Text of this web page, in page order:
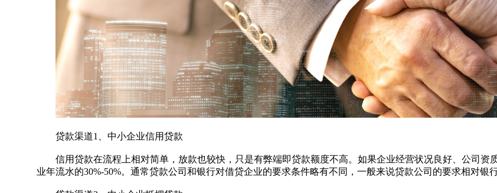
贷款渠道1、中小企业信用贷款
信用贷款在流程上相对简单，放款也较快，只是有弊端即贷款额度不高。如果企业经营状况良好、公司资
业年流水的30%-50%。通常贷款公司和银行对借贷企业的要求条件略有不同，一般来说贷款公司的要求相对银行